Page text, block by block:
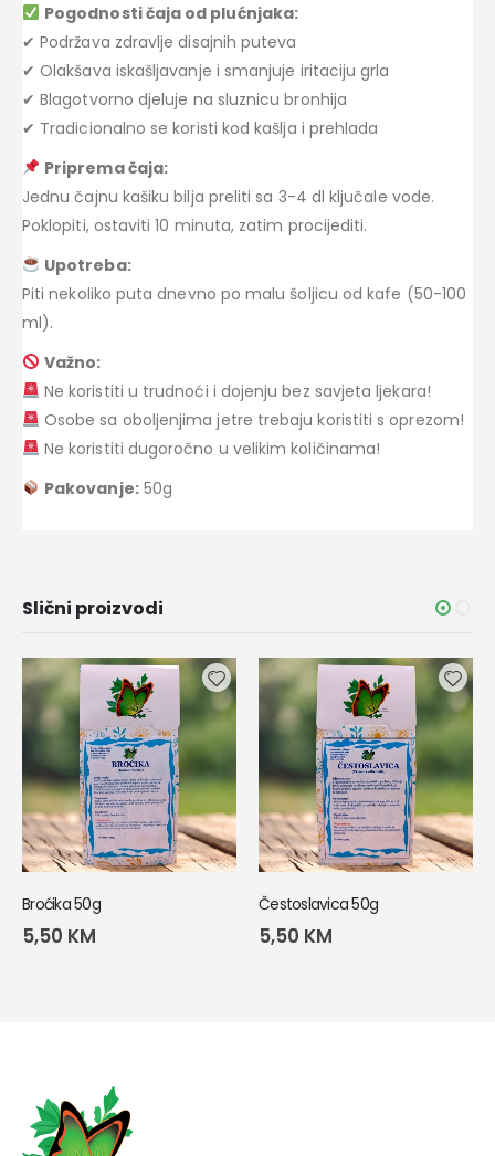
Pogodnosti čaja od plućnjaka:
✔ Podržava zdravlje disajnih puteva
✔ Olakšava iskašljavanje i smanjuje iritaciju grla
✔ Blagotvorno djeluje na sluznicu bronhija
✔ Tradicionalno se koristi kod kašlja i prehlada
Priprema čaja:
Jednu čajnu kašiku bilja preliti sa 3-4 dl ključale vode.
Poklopiti, ostaviti 10 minuta, zatim procijediti.
Upotreba:
Piti nekoliko puta dnevno po malu šoljicu od kafe (50-100
ml).
Važno:
Ne koristiti u trudnoći i dojenju bez savjeta ljekara!
Osobe sa oboljenjima jetre trebaju koristiti s oprezom!
Ne koristiti dugoročno u velikim količinama!
Pakovanje:50g
Slični proizvodi
Broćika 50g
5,50 KM
Čestoslavica 50g
5,50 KM